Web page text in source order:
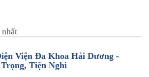
Viện Đa Khoa Hải Dương -
Tiện Nghi